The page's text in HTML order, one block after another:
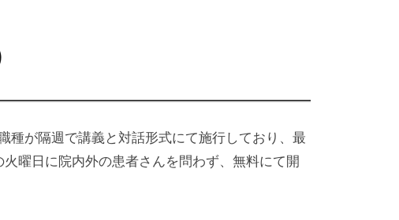
種が隔週で講義と対話形式にて施行しており、最
曜日に院内外の患者さんを問わず、無料にて開